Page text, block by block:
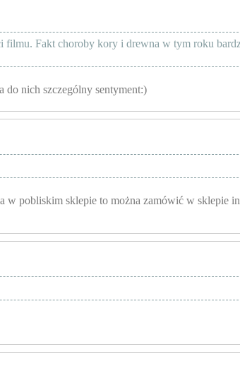
Fakt choroby kory i drewna w tym roku
do nich szczególny sentyment:)
pobliskim sklepie to można zamówić w sklepie